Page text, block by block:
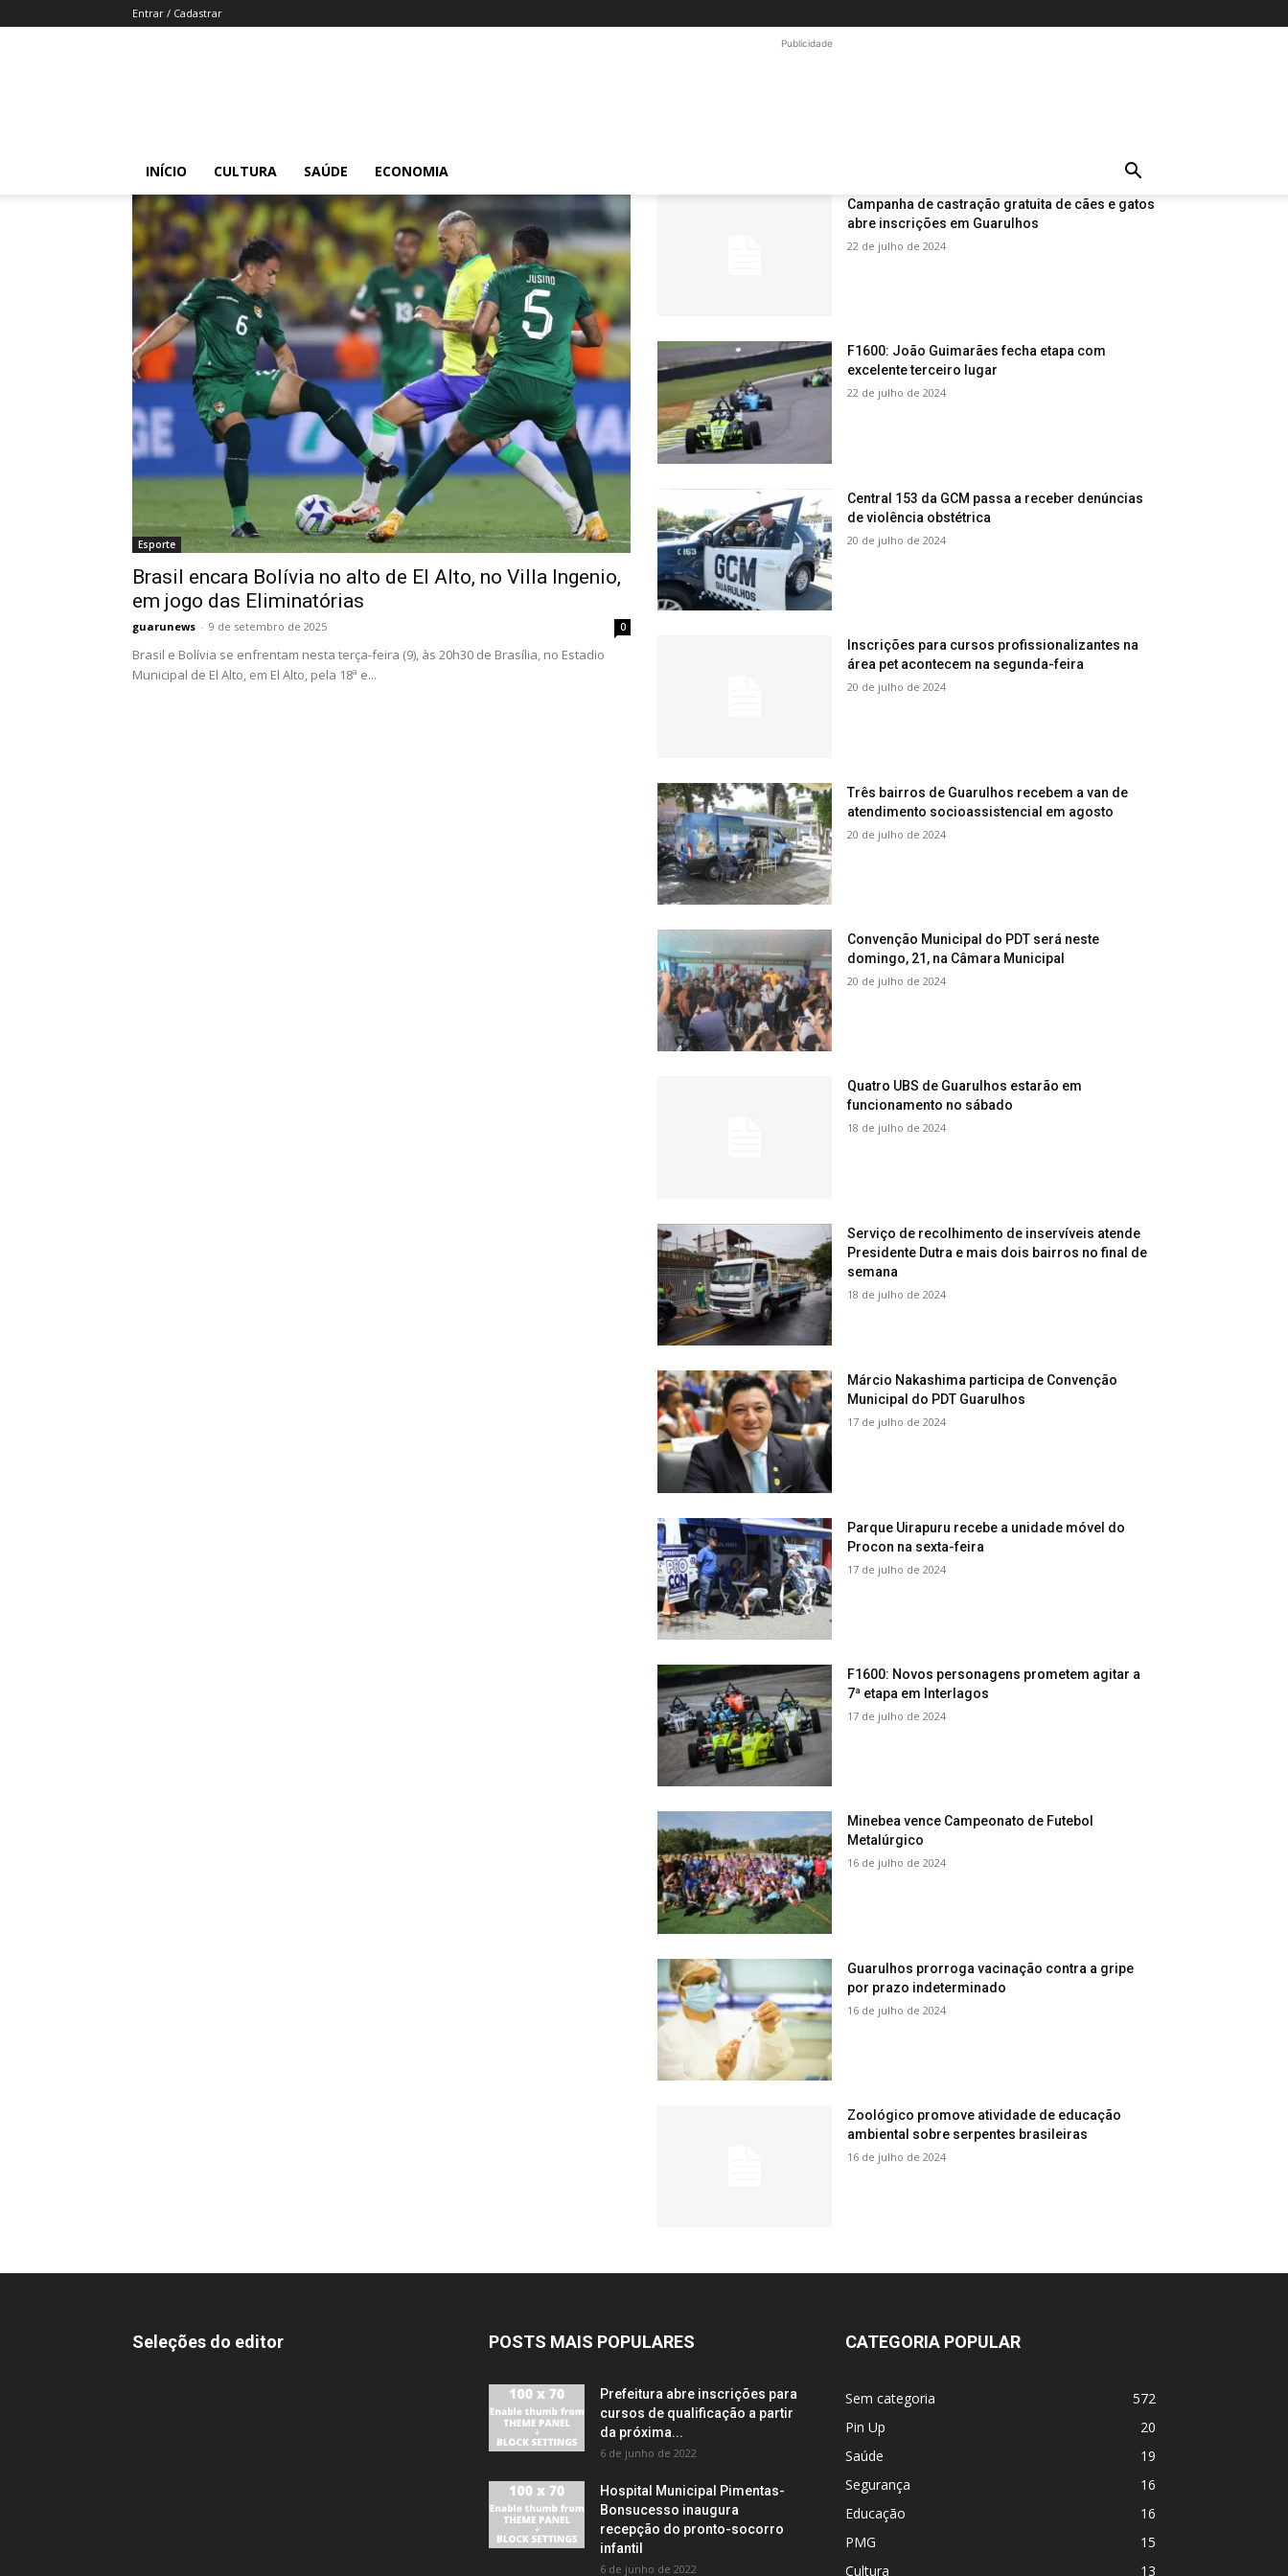
Entrar / Cadastrar
Publicidade
INÍCIO CULTURA SAÚDE ECONOMIA
Esporte
Brasil encara Bolívia no alto de El Alto, no Villa Ingenio,
em jogo das Eliminatórias
guarunews - 9 de setembro de 2025 0
Brasil e Bolívia se enfrentam nesta terça-feira (9), às 20h30 de Brasília, no Estadio
Municipal de El Alto, em El Alto, pela 18ª e...
Campanha de castração gratuita de cães e gatos
abre inscrições em Guarulhos
22 de julho de 2024
F1600: João Guimarães fecha etapa com
excelente terceiro lugar
22 de julho de 2024
Central 153 da GCM passa a receber denúncias
de violência obstétrica
20 de julho de 2024
Inscrições para cursos profissionalizantes na
área pet acontecem na segunda-feira
20 de julho de 2024
Três bairros de Guarulhos recebem a van de
atendimento socioassistencial em agosto
20 de julho de 2024
Convenção Municipal do PDT será neste
domingo, 21, na Câmara Municipal
20 de julho de 2024
Quatro UBS de Guarulhos estarão em
funcionamento no sábado
18 de julho de 2024
Serviço de recolhimento de inservíveis atende
Presidente Dutra e mais dois bairros no final de
semana
18 de julho de 2024
Márcio Nakashima participa de Convenção
Municipal do PDT Guarulhos
17 de julho de 2024
Parque Uirapuru recebe a unidade móvel do
Procon na sexta-feira
17 de julho de 2024
F1600: Novos personagens prometem agitar a
7ª etapa em Interlagos
17 de julho de 2024
Minebea vence Campeonato de Futebol
Metalúrgico
16 de julho de 2024
Guarulhos prorroga vacinação contra a gripe
por prazo indeterminado
16 de julho de 2024
Zoológico promove atividade de educação
ambiental sobre serpentes brasileiras
16 de julho de 2024
Seleções do editor POSTS MAIS POPULARES
Prefeitura abre inscrições para
cursos de qualificação a partir
da próxima...
6 de junho de 2022
Hospital Municipal Pimentas-
Bonsucesso inaugura
recepção do pronto-socorro
infantil
6 de junho de 2022
CATEGORIA POPULAR
Sem categoria
572
Pin Up
20
Saúde
19
Segurança
16
Educação
16
PMG
15
Cultura
13